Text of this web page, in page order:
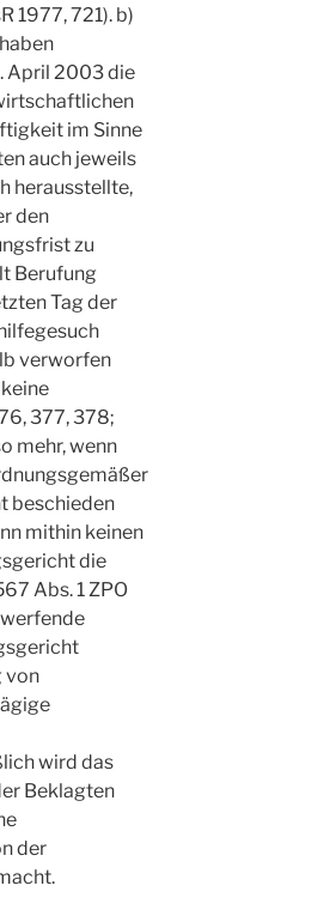
1977, 721). b)
April 2003 die
im Sinne
auch jeweils
herausstellte,
den
zu
Berufung
Tag der
verworfen
377, 378;
mehr, wenn
beschieden
mithin keinen
die
Abs. 1 ZPO
von
wird das
Beklagten
der